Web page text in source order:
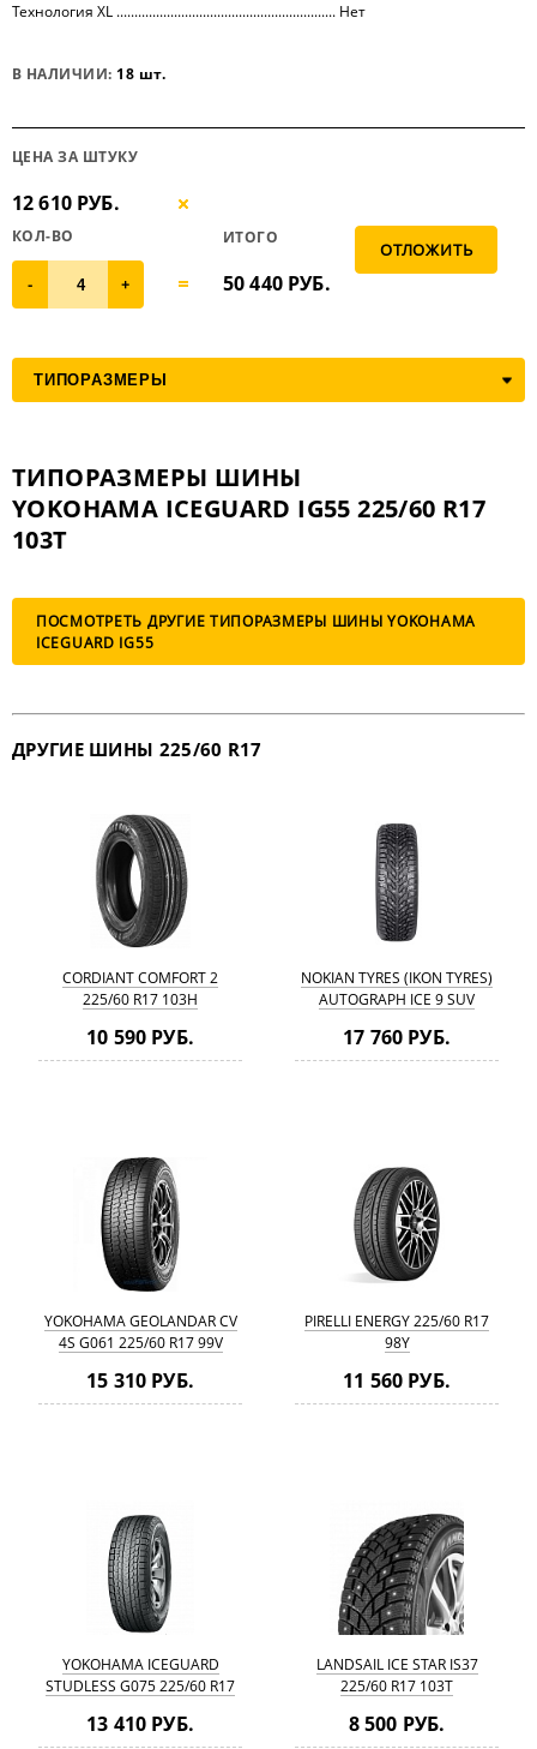
Технология XL ............................................................. Нет
В НАЛИЧИИ: 18 шт.
ЦЕНА ЗА ШТУКУ
12 610 РУБ.
КОЛ-ВО
- +
ИТОГО
50 440РУБ.
ТИПОРАЗМЕРЫ ШИНЫ
YOKOHAMA ICEGUARD IG55 225/60 R17
103T
ПОСМОТРЕТЬ ДРУГИЕ ТИПОРАЗМЕРЫ ШИНЫ YOKOHAMA
ICEGUARD IG55
ДРУГИЕ ШИНЫ 225/60 R17
CORDIANT COMFORT 2
225/60 R17 103H
10 590 РУБ.
NOKIAN TYRES (IKON TYRES)
AUTOGRAPH ICE 9 SUV
17 760 РУБ.
YOKOHAMA GEOLANDAR CV
4S G061 225/60 R17 99V
15 310 РУБ.
PIRELLI ENERGY 225/60 R17
98Y
11 560 РУБ.
YOKOHAMA ICEGUARD
STUDLESS G075 225/60 R17
13 410 РУБ.
LANDSAIL ICE STAR IS37
225/60 R17 103T
8 500 РУБ.